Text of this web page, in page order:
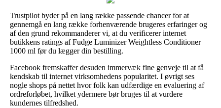
Trustpilot byder på en lang række passende chancer for at
gennemgå en lang række forhenværende brugeres erfaringer og
af den grund rekommanderer vi, at du verificerer internet
butikkens ratings af Fudge Luminizer Weightless Conditioner
1000 ml før du lægger din bestilling.
Facebook fremskaffer desuden immervæk fine genveje til at få
kendskab til internet virksomhedens popularitet. I øvrigt ses
nogle shops på nettet hvor folk kan udfærdige en evaluering af
ordreforløbet, hvilket ydermere bør bruges til at vurdere
kundernes tilfredshed.